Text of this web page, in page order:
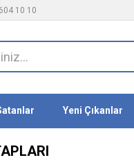
10 10
Yeni Çıkanlar